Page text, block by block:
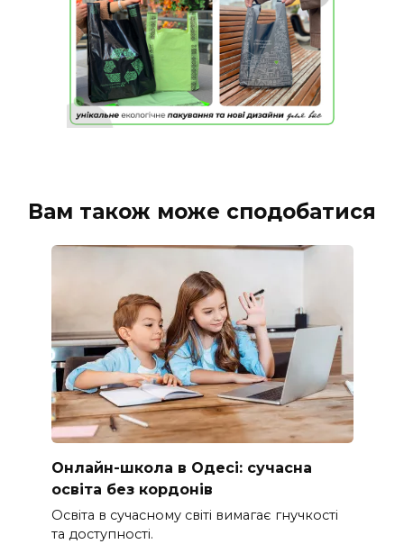
Вам також може сподобатися
Онлайн-школа в Одесі: сучасна
освіта без кордонів
Освіта в сучасному світі вимагає гнучкості
та доступності.